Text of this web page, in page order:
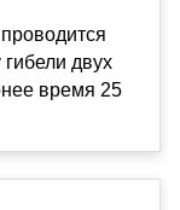
двух
время 25